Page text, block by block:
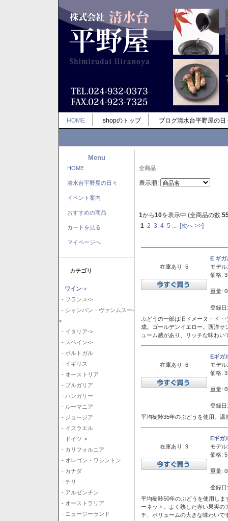
HOME shopのトップ ブログ清水台平野屋の日
Menu
HOME
清水台平野屋の日々
イベント案内
おすすめの商品
カートを見る
マイページへ
カテゴリ
ワイン->
- フランス->
- シャンパン・ヴァンムスー-
>
- イタリア->
- スペイン->
- ポルトガル
- イギリス
- オーストリア
- ブルガリア
- ハンガリー
- ルーマニア
- ジョージア
- イスラエル
- ドイツ->
- カリフォルニア
- オレゴン・ワシントン
- カナダ
- チリ
- アルゼンチン
- オーストラリア
- ニュージーランド
全商品
表示順:
1から10を表示中 (全商品の数:
1 2 3 4 5 [次へ >>]
在庫あり: 5
E ギ
モデル:
価格:
重量:
登録
ぶどうの一部は旧ドメーヌ・ド・
成。ゴールデンイエロー。西洋
ューム感があり、リッチな味わい
在庫あり: 6
Eギガ
モデル:
価格:
重量:
登録
平均樹齢35年のぶどうを使用。
在庫あり: 9
Eギガ
モデル:
価格:
重量:
登録
平均樹齢50年のぶどうを使用し
ーネット。よく熟した赤い果実
チ、ボリュームの大きな味わいで